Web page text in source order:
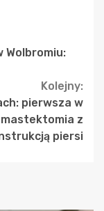
Wolbromiu:
Kolejny:
pierwsza w
z
piersi